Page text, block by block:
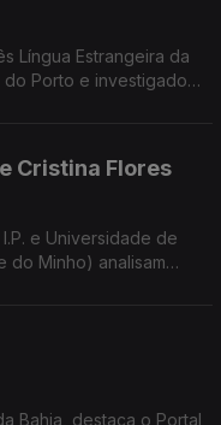
Língua Estrangeira da
Porto e investigadora
competência oral
Cristina Flores
e Universidade de
do Minho) analisam
Bahia, destaca o Portal